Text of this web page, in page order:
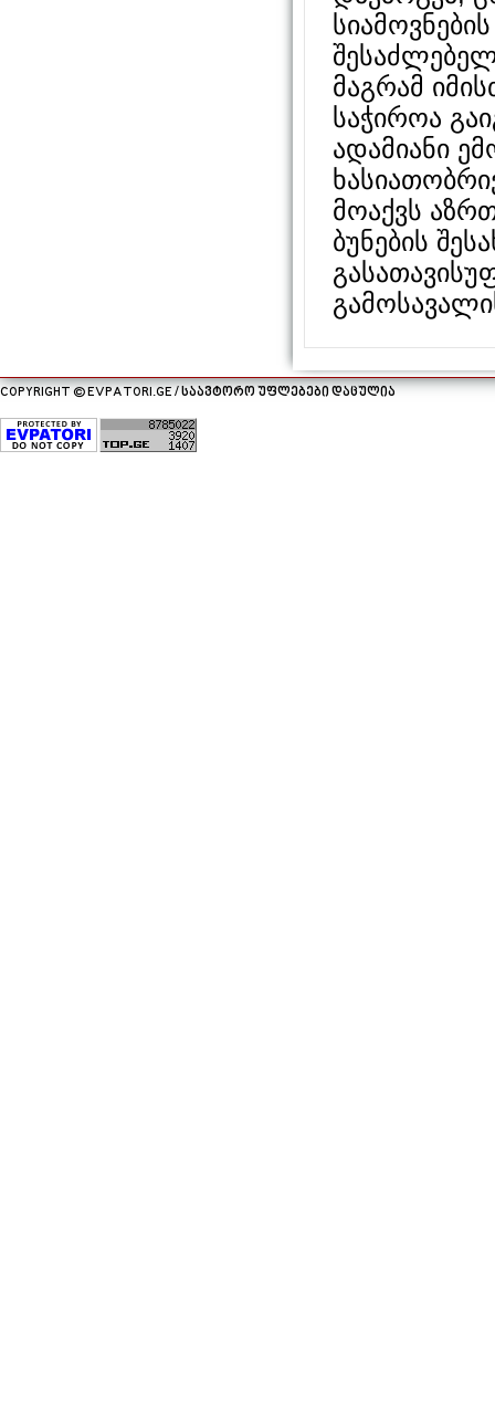
მაგრამ
საჭიროა
ადამიანი
მოაქვს
ბუნების
COPYRIGHT © EVPATORI.GE / საავტორო უფლებები დაცულია